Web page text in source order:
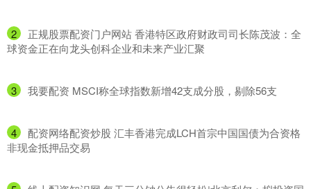
2
​正规股票配资门户网站 香港特区政府财政司司长陈茂波：全
球资金正在向龙头创科企业和未来产业汇聚
3 ​我要配资 MSCI称全球指数新增42支成分股，剔除56支
4
​配资网络配资炒股 汇丰香港完成LCH首宗中国国债为合资格
非现金抵押品交易